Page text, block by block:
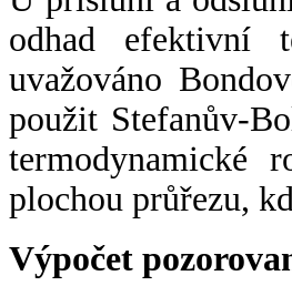
odhad efektivní
uvažováno
použit Stefanův-
termodynamické
plochou průřezu,
Výpočet